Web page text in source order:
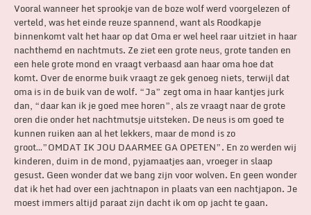
Vooral wanneer het sprookje van de boze wolf werd voorgelezen of
verteld, was het einde reuze spannend, want als Roodkapje
binnenkomt valt het haar op dat Oma er wel heel raar uitziet in haar
nachthemd en nachtmuts. Ze ziet een grote neus, grote tanden en
een hele grote mond en vraagt verbaasd aan haar oma hoe dat
komt. Over de enorme buik vraagt ze gek genoeg niets, terwijl dat
oma is in de buik van de wolf. “Ja” zegt oma in haar kantjes jurk
dan, “daar kan ik je goed mee horen”, als ze vraagt naar de grote
oren die onder het nachtmutsje uitsteken. De neus is om goed te
kunnen ruiken aan al het lekkers, maar de mond is zo
groot…”OMDAT IK JOU DAARMEE GA OPETEN”. En zo werden wij
kinderen, duim in de mond, pyjamaatjes aan, vroeger in slaap
gesust. Geen wonder dat we bang zijn voor wolven. En geen wonder
dat ik het had over een jachtnapon in plaats van een nachtjapon. Je
moest immers altijd paraat zijn dacht ik om op jacht te gaan.